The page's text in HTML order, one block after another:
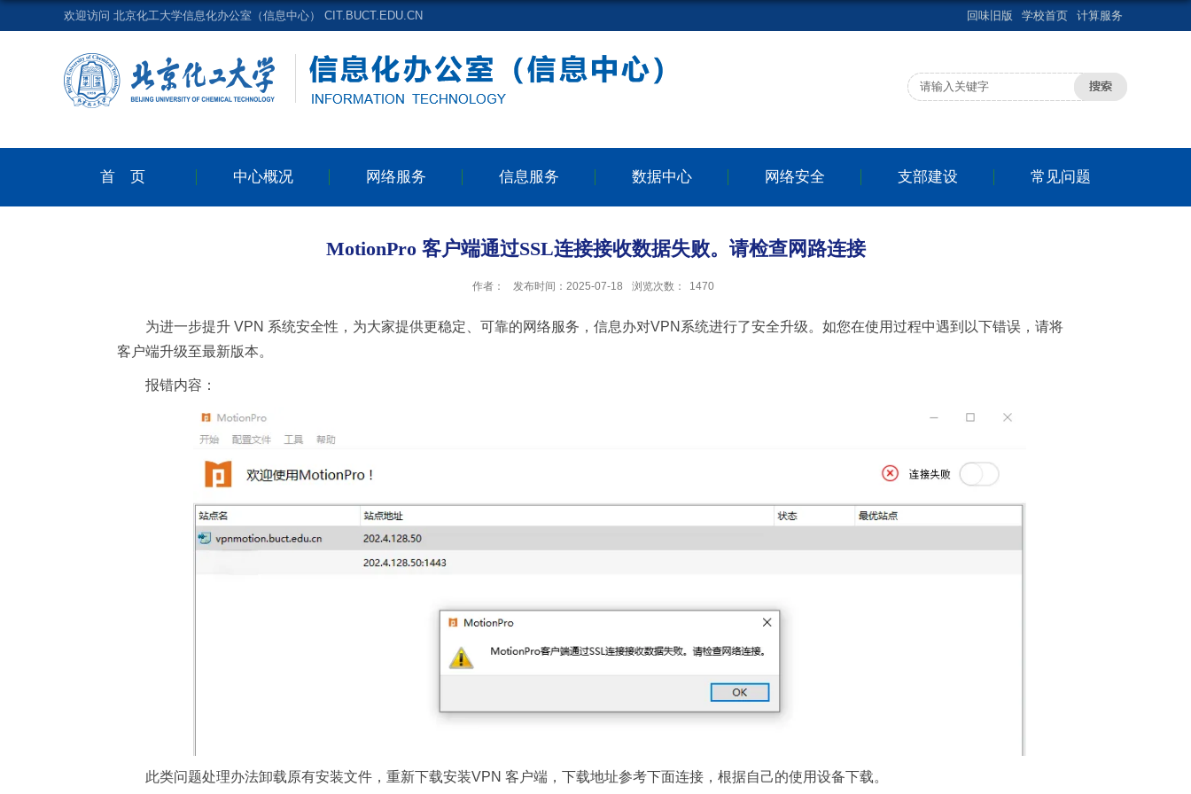
欢迎访问 北京化工大学信息化办公室（信息中心） CIT.BUCT.EDU.CN 回味旧版 学校首页 计算服务
首页 中心概况 网络服务 信息服务 数据中心 网络安全 支部建设 常见问题
MotionPro 客户端通过SSL连接接收数据失败。请检查网路连接
作者： 发布时间：2025-07-18 浏览次数： 1470
为进一步提升 VPN 系统安全性，为大家提供更稳定、可靠的网络服务，信息办对VPN系统进行了安全升级。如您在使用过程中遇到以下错误，请将
客户端升级至最新版本。
报错内容：
此类问题处理办法卸载原有安装文件，重新下载安装VPN 客户端，下载地址参考下面连接，根据自己的使用设备下载。